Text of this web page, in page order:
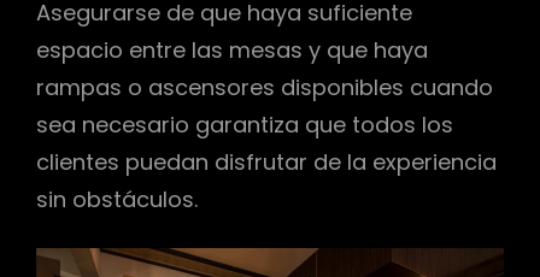
Asegurarse de que haya suficiente
espacio entre las mesas y que haya
rampas o ascensores disponibles cuando
sea necesario garantiza que todos los
clientes puedan disfrutar de la experiencia
sin obstáculos.